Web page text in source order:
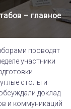
– главное
проводят
участники
столы и
доклад
и коммуникаций